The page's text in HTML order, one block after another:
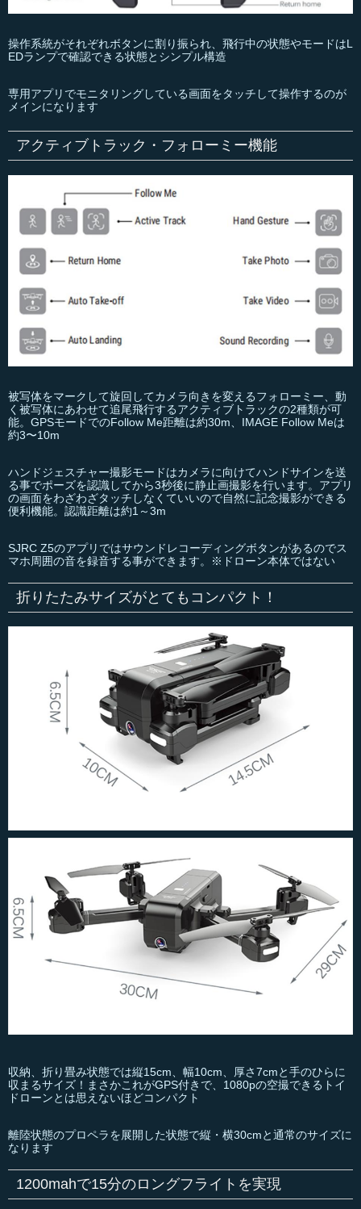
操作系統がそれぞれボタンに割り振られ、飛行中の状態やモードはL
EDランプで確認できる状態とシンプル構造
専用アプリでモニタリングしている画面をタッチして操作するのが
メインになります
アクティブトラック・フォローミー機能
被写体をマークして旋回してカメラ向きを変えるフォローミー、動
く被写体にあわせて追尾飛行するアクティブトラックの2種類が可
能。GPSモードでのFollow Me距離は約30m、IMAGE Follow Meは
約3〜10m
ハンドジェスチャー撮影モードはカメラに向けてハンドサインを送
る事でポーズを認識してから3秒後に静止画撮影を行います。アプリ
の画面をわざわざタッチしなくていいので自然に記念撮影ができる
便利機能。認識距離は約1～3m
SJRC Z5のアプリではサウンドレコーディングボタンがあるのでス
マホ周囲の音を録音する事ができます。※ドローン本体ではない
折りたたみサイズがとてもコンパクト！
収納、折り畳み状態では縦15cm、幅10cm、厚さ7cmと手のひらに
収まるサイズ！まさかこれがGPS付きで、1080pの空撮できるトイ
ドローンとは思えないほどコンパクト
離陸状態のプロペラを展開した状態で縦・横30cmと通常のサイズに
なります
1200mahで15分のロングフライトを実現